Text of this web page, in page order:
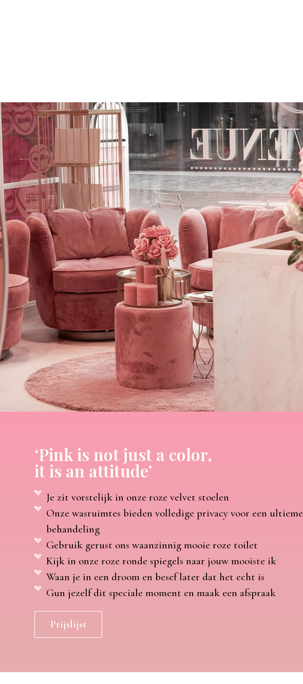
‘Pink is not just a color,
it is an attitude’
Je zit vorstelijk in onze roze velvet stoelen
Onze wasruimtes bieden volledige privacy voor een ultieme
behandeling
Gebruik gerust ons waanzinnig mooie roze toilet
Kijk in onze roze ronde spiegels naar jouw mooiste ik
Waan je in een droom en besef later dat het echt is
Gun jezelf dit speciale moment en maak een afspraak
Prijslijst